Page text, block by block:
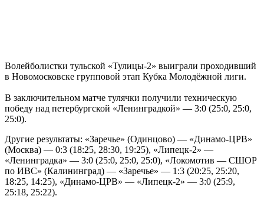
Волейболистки тульской «Тулицы-2» выиграли проходивший
в Новомосковске групповой этап Кубка Молодёжной лиги.
В заключительном матче тулячки получили техническую
победу над петербургской «Ленинградкой» — 3:0 (25:0, 25:0,
25:0).
Другие результаты: «Заречье» (Одинцово) — «Динамо-ЦРВ»
(Москва) — 0:3 (18:25, 28:30, 19:25), «Липецк-2» —
«Ленинградка» — 3:0 (25:0, 25:0, 25:0), «Локомотив — СШОР
по ИВС» (Калининград) — «Заречье» — 1:3 (20:25, 25:20,
18:25, 14:25), «Динамо-ЦРВ» — «Липецк-2» — 3:0 (25:9,
25:18, 25:22).